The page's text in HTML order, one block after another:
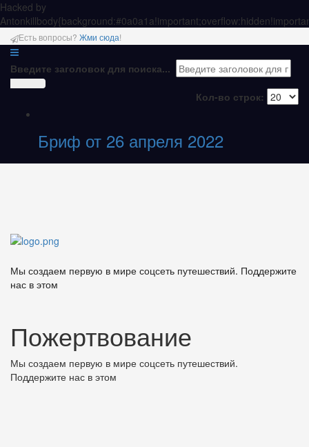
Hacked by
Antonkill
Есть вопросы? Жми сюда!
Введите заголовок для поиска...
Кол-во строк:
Бриф от 26 апреля 2022
Мы создаем первую в мире соцсеть путешествий. Поддержите
нас в этом
Пожертвование
Мы создаем первую в мире соцсеть путешествий.
Поддержите нас в этом